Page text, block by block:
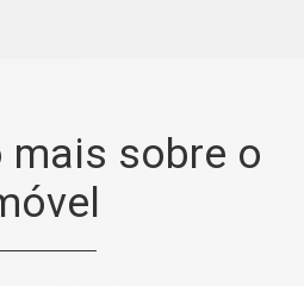
mais sobre o